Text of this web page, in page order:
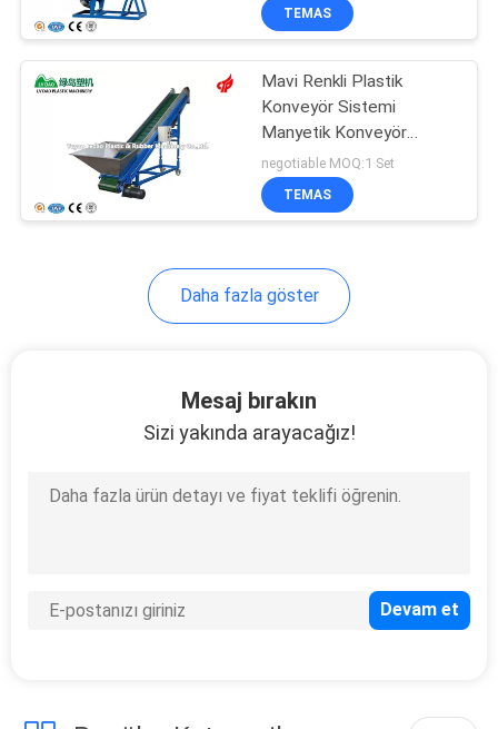
PET Plastik Geri
Dönüşüm Makinası
PP Plastik Geri
makine
TEMAS
Mavi Renkli Plastik
Konveyör Sistemi
Manyetik Konveyör
Sistemi CE ISO Sertifikası
negotiable MOQ:1 Set
TEMAS
Daha fazla göster
Mesaj bırakın
Sizi yakında arayacağız!